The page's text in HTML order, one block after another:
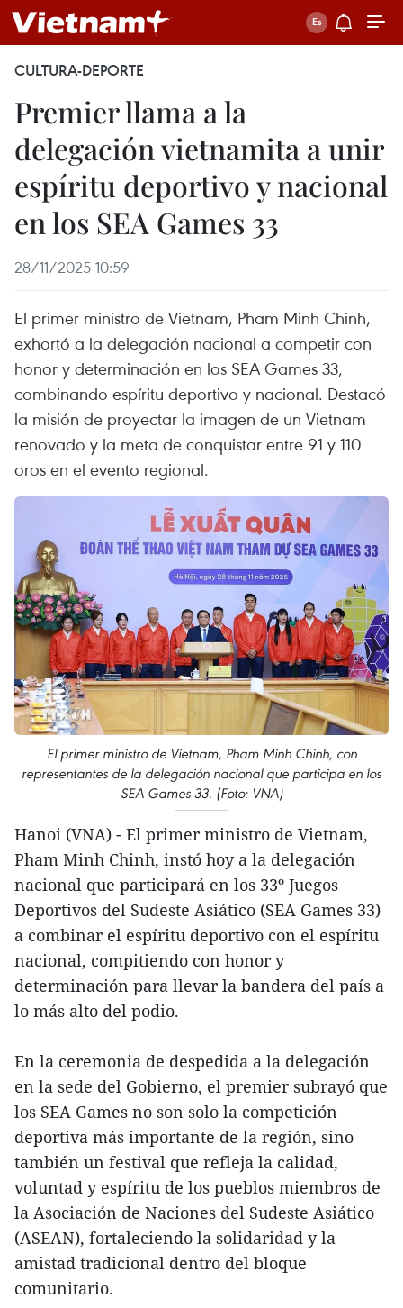
CULTURA-DEPORTE
Premier llama a la
delegación vietnamita a unir
espíritu deportivo y nacional
en los SEA Games 33
28/11/2025 10:59
El primer ministro de Vietnam, Pham Minh Chinh,
exhortó a la delegación nacional a competir con
honor y determinación en los SEA Games 33,
combinando espíritu deportivo y nacional. Destacó
la misión de proyectar la imagen de un Vietnam
renovado y la meta de conquistar entre 91 y 110
oros en el evento regional.
El primer ministro de Vietnam, Pham Minh Chinh, con
representantes de la delegación nacional que participa en los
SEA Games 33. (Foto: VNA)
Hanoi (VNA) - El primer ministro de Vietnam,
Pham Minh Chinh, instó hoy a la delegación
nacional que participará en los 33º Juegos
Deportivos del Sudeste Asiático (SEA Games 33)
a combinar el espíritu deportivo con el espíritu
nacional, compitiendo con honor y
determinación para llevar la bandera del país a
lo más alto del podio.
En la ceremonia de despedida a la delegación
en la sede del Gobierno, el premier subrayó que
los SEA Games no son solo la competición
deportiva más importante de la región, sino
también un festival que refleja la calidad,
voluntad y espíritu de los pueblos miembros de
la Asociación de Naciones del Sudeste Asiático
(ASEAN), fortaleciendo la solidaridad y la
amistad tradicional dentro del bloque
comunitario.